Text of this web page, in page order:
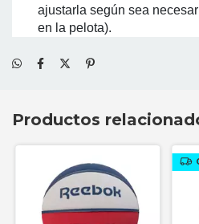
ajustarla según sea
en la pelota).
Productos